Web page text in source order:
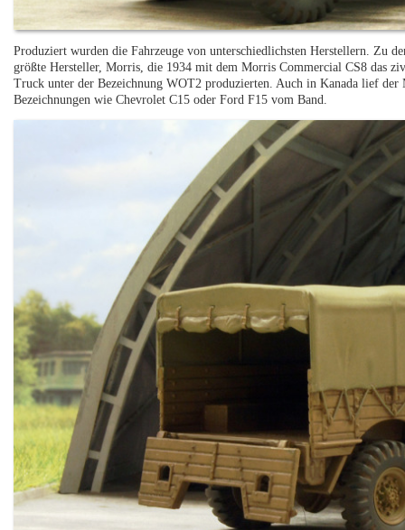
Produziert wurden die Fahrzeuge von unterschiedlichsten Herstellern. Zu
größte Hersteller, Morris, die 1934 mit dem Morris Commercial CS8 das
Truck unter der Bezeichnung WOT2 produzierten. Auch in Kanada lief
Bezeichnungen wie Chevrolet C15 oder Ford F15 vom Band.